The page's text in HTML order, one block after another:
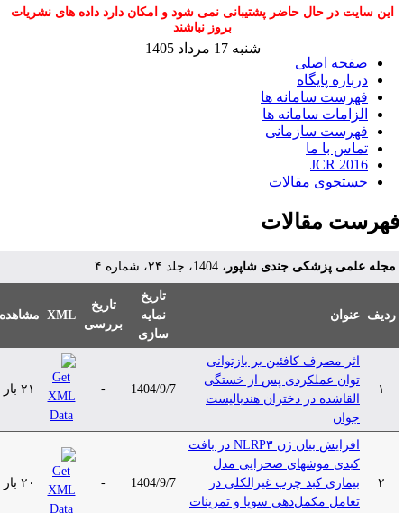
این سایت در حال حاضر پشتیبانی نمی شود و امکان دارد داده های نشریات
بروز نباشند
صفحه اصلی
درباره پایگاه
فهرست سامانه ها
الزامات سامانه ها
فهرست سازمانی
تماس با ما
JCR 2016
جستجوی مقالات
شنبه 17 مرداد 1405
مقالات
مجله علمی پزشکی جندی شاپور، 1404، جلد ۲۴، شماره ۴
ردیف عنوان
تاریخ
نمایه
سازی
تاریخ
بررسی
XML مشاهده
اثر مصرف کافئین بر بازتوانی
توان عملکردی پس از خستگی
القاشده در دختران هندبالیست
جوان
1404/9/7 ۲۱ بار
افزایش بیان ژن NLRP۳ در بافت
کبدی موش­های صحرایی مدل
بیماری کبد چرب غیرالکلی در
تعامل مکمل‌دهی سویا و تمرینات
1404/9/7 ۲۰ بار